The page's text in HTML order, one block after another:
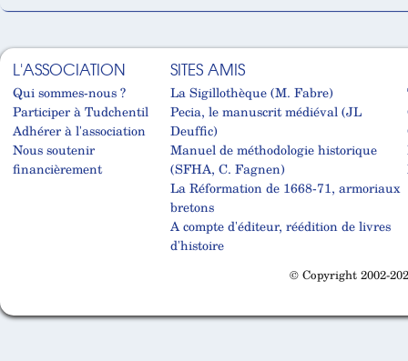
L'ASSOCIATION
Qui sommes-nous ?
Participer à Tudchentil
Adhérer à l'association
Nous soutenir
financièrement
SITES AMIS
La Sigillothèque (M. Fabre)
Pecia, le manuscrit médiéval (JL
Deuffic)
Manuel de méthodologie historique
(SFHA, C. Fagnen)
La Réformation de 1668-71, armoriaux
bretons
A compte d'éditeur, réédition de livres
d'histoire
© Copyright 2002-